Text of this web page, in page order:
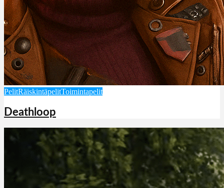
PelitRäiskintäpelitToimintapelit
Deathloop